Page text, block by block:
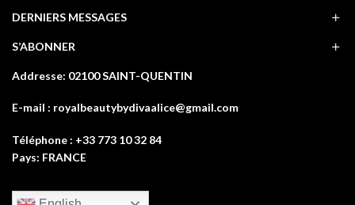
DERNIERS MESSAGES
S’ABONNER
Addresse: 02100 SAINT-QUENTIN
E-mail : royalbeautybydivaalice@gmail.com
Téléphone : +33 773 10 32 84
Pays: FRANCE